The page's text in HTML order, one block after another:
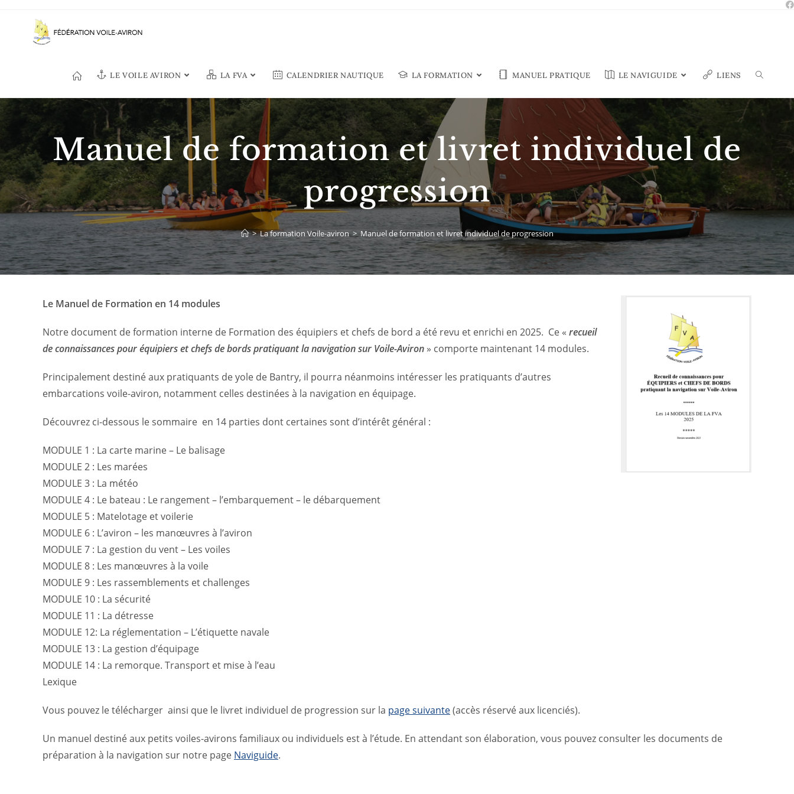
LE VOILE AVIRON LA FVA CALENDRIER NAUTIQUE LA FORMATION MANUEL PRATIQUE LE NAVIGUIDE LIENS
Manuel de formation et livret individuel de
progression
> La formation Voile-aviron > Manuel de formation et livret individuel de progression
Le Manuel de Formation en 14 modules
Notre document de formation interne de Formation des équipiers et chefs de bord a été revu et enrichi en 2025. Ce « recueil
de connaissances pour équipiers et chefs de bords pratiquant la navigation sur Voile-Aviron » comporte maintenant 14 modules.
Principalement destiné aux pratiquants de yole de Bantry, il pourra néanmoins intéresser les pratiquants d’autres
embarcations voile-aviron, notamment celles destinées à la navigation en équipage.
Découvrez ci-dessous le sommaire en 14 parties dont certaines sont d’intérêt général :
MODULE 1 : La carte marine – Le balisage
MODULE 2 : Les marées
MODULE 3 : La météo
MODULE 4 : Le bateau : Le rangement – l’embarquement – le débarquement
MODULE 5 : Matelotage et voilerie
MODULE 6 : L’aviron – les manœuvres à l’aviron
MODULE 7 : La gestion du vent – Les voiles
MODULE 8 : Les manœuvres à la voile
MODULE 9 : Les rassemblements et challenges
MODULE 10 : La sécurité
MODULE 11 : La détresse
MODULE 12: La réglementation – L’étiquette navale
MODULE 13 : La gestion d’équipage
MODULE 14 : La remorque. Transport et mise à l’eau
Lexique
Vous pouvez le télécharger ainsi que le livret individuel de progression sur la page suivante(accès réservé aux licenciés).
Un manuel destiné aux petits voiles-avirons familiaux ou individuels est à l’étude. En attendant son élaboration, vous pouvez consulter les documents de
préparation à la navigation sur notre page Naviguide.